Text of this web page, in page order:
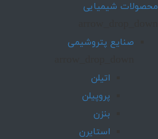
محصولات شیمیایی
صنایع پتروشیمی
اتیلن
پروپیلن
بنزن
استایرن